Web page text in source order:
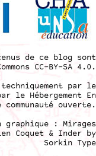
de ce blog sont
CC-BY-SA 4.0 .
par le
le Hébergement En
ouverte.
graphique : Mirages
Coquet & Inder by
Sorkin Type